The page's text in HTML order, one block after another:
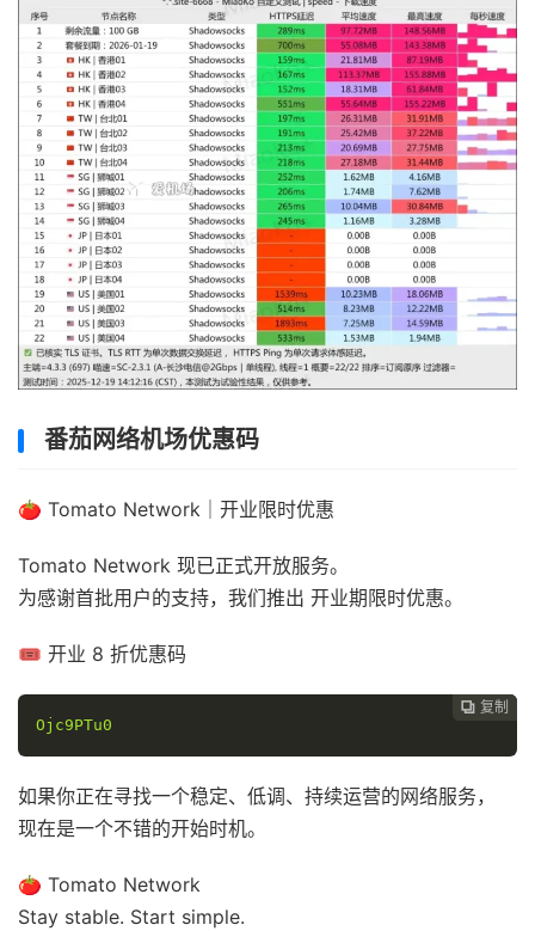
番茄网络机场优惠码
🍅 Tomato Network｜开业限时优惠
Tomato Network 现已正式开放服务。
为感谢首批用户的支持，我们推出 开业期限时优惠。
🎟 开业 8 折优惠码
 复制
 复制
 复制
Ojc9PTu0
如果你正在寻找一个稳定、低调、持续运营的网络服务，
现在是一个不错的开始时机。
🍅 Tomato Network
Stay stable. Start simple.